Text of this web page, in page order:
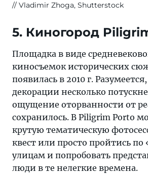
Vladimir Zhoga, Shutterstock
5. Киногород
Площадка в виде
киносъемок исторических
появилась в 2010 г.
декорации несколько
ощущение оторванности от
сохранилось. В Piligrim Porto
крутую тематическую
квест или просто пройтись
улицам и попробовать
люди в те нелегкие времена.